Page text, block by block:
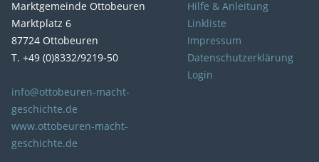
Marktgemeinde Ottobeuren
Marktplatz 6
87724 Ottobeuren
T. +49 (0)8332/9219-50
info@ottobeuren-macht-
geschichte.de
www.ottobeuren-macht-
geschichte.de
Hilfe & Anleitung
Linkliste
Impressum
Datenschutzerklärung
Login